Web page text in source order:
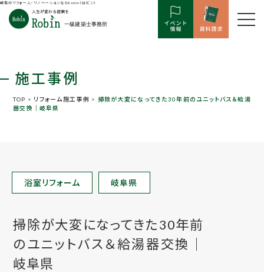
岐阜のリフォーム・リノベーションならRobin（ロビン）
施工事例
TOP > リフォーム施工事例 > 掃除が大変になってきた30年前のユニットバス＆給湯
器交換｜岐阜県
浴室リフォーム 岐阜県
掃除が大変になってきた30年前
のユニットバス＆給湯器交換｜
岐阜県